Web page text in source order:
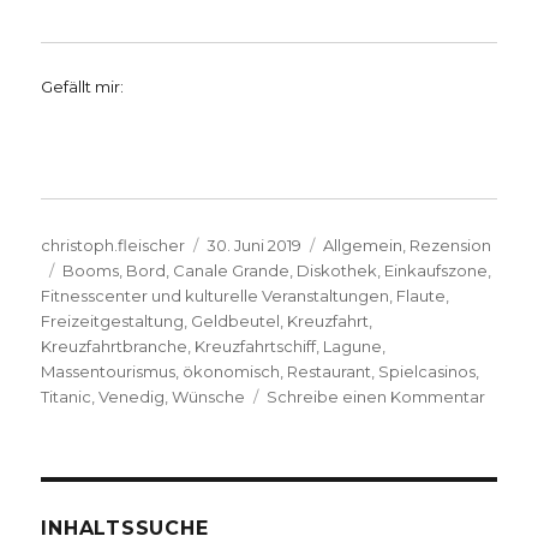
Gefällt mir:
Autor
christoph.fleischer
Veröffentlicht
am
30. Juni 2019 Kategorien
Allgemein Rezension
Schlagwörter
Booms Bord Canale Grande Diskothek Einkaufszone
Fitnesscenter und kulturelle Veranstaltungen Flaute
Freizeitgestaltung Geldbeutel Kreuzfahrt
Kreuzfahrtbranche Kreuzfahrtschiff, Lagune
Massentourismus ökonomisch Restaurant Spielcasinos
Titanic ,Venedig ,Wünsche Schreibe einen Kommentarzu
INHALTSSUCHE